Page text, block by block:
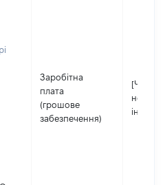
Заробітна
плата
(грошове
забезпечення)
[Член
не